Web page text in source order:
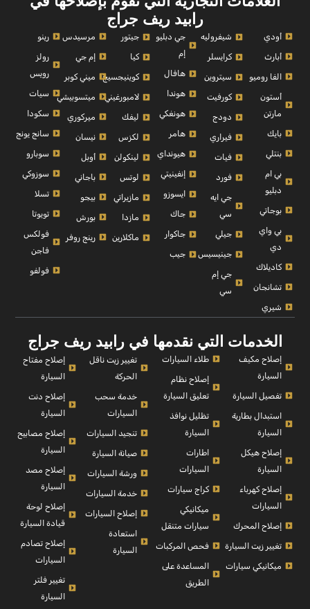
رابيد ريف جراج
أودي
أبارث
الفا روميو
أستون
مارتن
بايك
بنتلي
بي ام
دبليو
بوجاتي
بي واي
دي
كاديلاك
تشانجان
شيري
شيفروليه
كرايسلر
سيتروين
كورفيت
دودج
فيراري
فيات
فورد
جي ايه
سي
جيلي
جينيسيس
جي إم
سي
جي دبليو
إم
هافال
هوندا
هونغكي
هامر
هيونداي
إنفينيتي
ايسوزو
جاك
جاكوار
جيب
جيتور
كيا
كوينيجسيج
لامبورغيني
ليفك
لكزس
لينكولن
لوتس
مازيراتي
مازدا
ماكلارين
مرسيدس
إم جي
ميني كوبر
ميتسوبيشي
ميركوري
نيسان
أوبل
باجاني
بيجو
بورش
رينج روفر
رينو
رولز
رويس
سيات
سكودا
سانج يونج
سوبارو
سوزوكي
تسلا
تويوتا
فولكس
فاجن
فولفو
الخدمات التي نقدمها في رابيد ريف جراج
إصلاح مكيف
السيارة
تفصيل السيارة
استبدال بطارية
السيارة
إصلاح هيكل
السيارة
إصلاح كهرباء
السيارات
إصلاح المحرك
تغيير زيت السيارة
ميكانيكي سيارات
طلاء السيارات
إصلاح نظام
تعليق السيارة
تظليل نوافذ
السيارة
اطارات
السيارات
كراج سيارات
ميكانيكي
سيارات متنقل
فحص المركبات
المساعدة على
الطريق
تغيير زيت ناقل
الحركة
خدمة سحب
السيارات
تنجيد السيارات
صيانة السيارة
ورشة السيارات
خدمة السيارات
إصلاح السيارات
استعادة
السيارة
إصلاح مفتاح
السيارة
إصلاح دنت
السيارة
إصلاح مصابيح
السيارة
إصلاح مصد
السيارة
إصلاح لوحة
قيادة السيارة
إصلاح تصادم
السيارات
تغيير فلتر
السيارة